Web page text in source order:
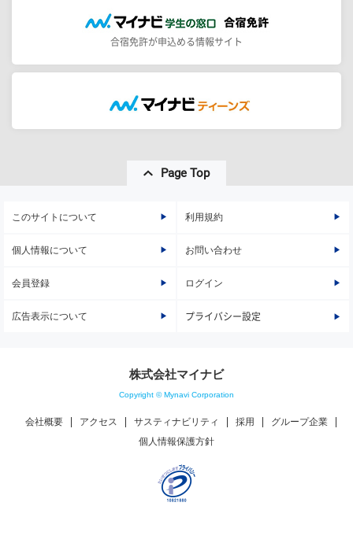
合宿免許が申込める情報サイト
Page Top
このサイトについて 利用規約
個人情報について お問い合わせ
会員登録 ログイン
広告表示について プライバシー設定
株式会社マイナビ
Copyright © Mynavi Corporation
会社概要 アクセス サスティナビリティ 採用
グループ企業
個人情報保護方針